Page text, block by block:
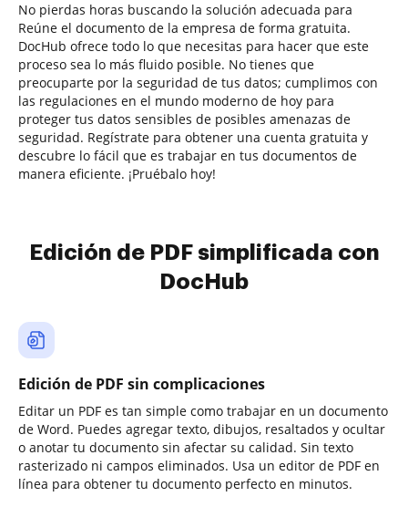
No pierdas horas buscando la solución adecuada para
Reúne el documento de la empresa de forma gratuita.
DocHub ofrece todo lo que necesitas para hacer que este
proceso sea lo más fluido posible. No tienes que
preocuparte por la seguridad de tus datos; cumplimos con
las regulaciones en el mundo moderno de hoy para
proteger tus datos sensibles de posibles amenazas de
seguridad. Regístrate para obtener una cuenta gratuita y
descubre lo fácil que es trabajar en tus documentos de
manera eficiente. ¡Pruébalo hoy!
Edición de PDF simplificada con
DocHub
Edición de PDF sin complicaciones
Editar un PDF es tan simple como trabajar en un documento
de Word. Puedes agregar texto, dibujos, resaltados y ocultar
o anotar tu documento sin afectar su calidad. Sin texto
rasterizado ni campos eliminados. Usa un editor de PDF en
línea para obtener tu documento perfecto en minutos.